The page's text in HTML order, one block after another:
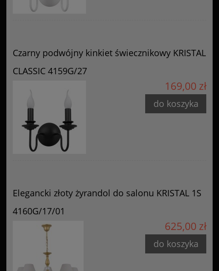
Czarny podwójny kinkiet świecznikowy KRISTAL
CLASSIC 4159G/27
169,00 zł
do koszyka
Elegancki złoty żyrandol do salonu KRISTAL 1S
4160G/17/01
625,00 zł
do koszyka